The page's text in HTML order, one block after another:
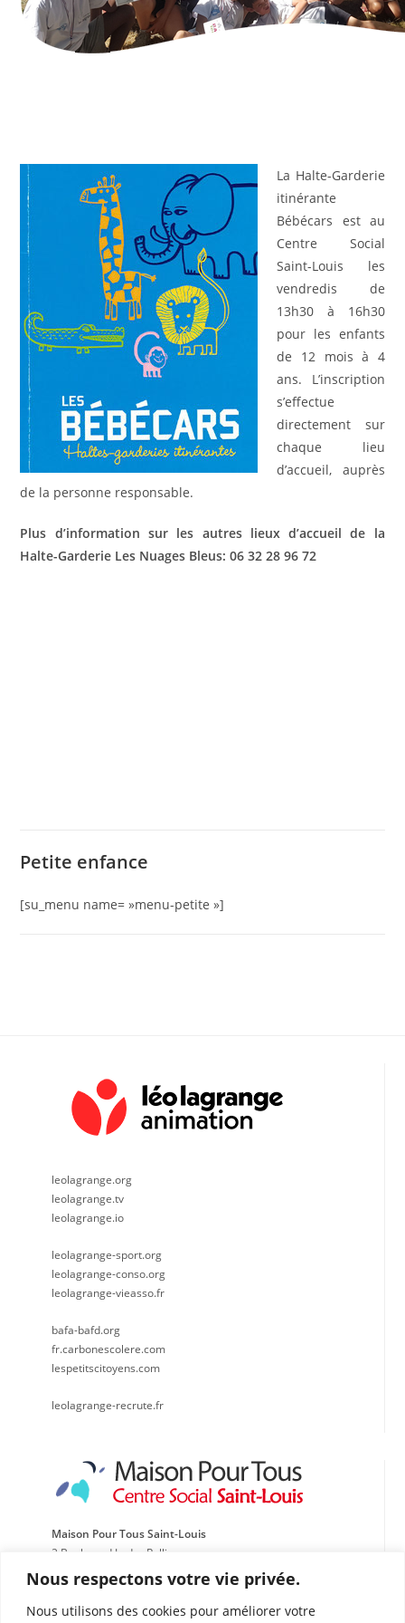
Nous respectons votre vie privée.
Nous utilisons des cookies pour améliorer votre
La Halte-Garderie
itinérante
Bébécars est au
Centre Social
Saint-Louis les
vendredis de
13h30 à 16h30
pour les enfants
de 12 mois à 4
ans. L’inscription
s’effectue
directement sur
chaque lieu
d’accueil, auprès
de la personne responsable.
Plus d’information sur les autres lieux d’accueil de la
Halte-Garderie Les Nuages Bleus: 06 32 28 96 72
Petite enfance
[su_menu name= »menu-petite »]
leolagrange.org
leolagrange.tv
leolagrange.io
leolagrange-sport.org
leolagrange-conso.org
leolagrange-vieasso.fr
bafa-bafd.org
fr.carbonescolere.com
lespetitscitoyens.com
leolagrange-recrute.fr
Maison Pour Tous Saint-Louis
2 Boulevard Ledru Rollin
Cité Campagne Lévêque 13015 Marseille
Tél : 04 91 60 61 92